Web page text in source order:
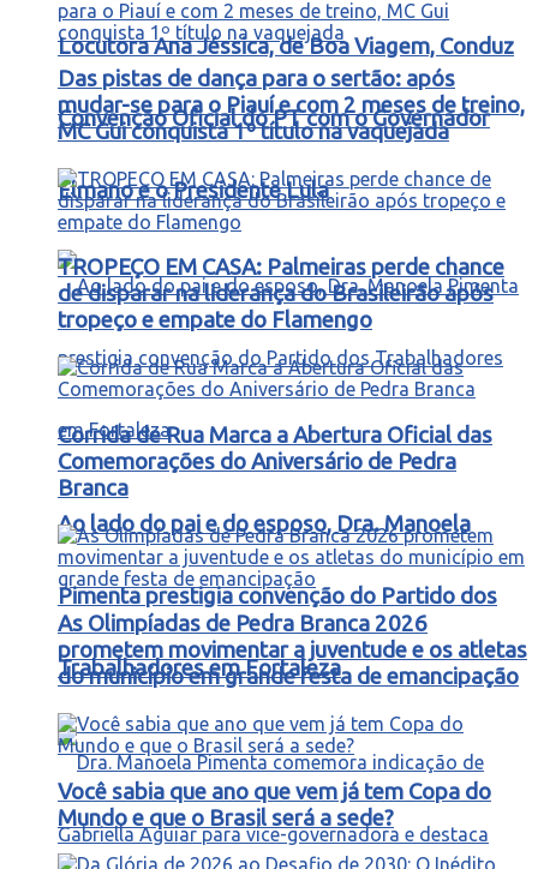
Locutora Ana Jéssica, de Boa Viagem, Conduz
Convenção Oficial do PT com o Governador
Elmano e o Presidente Lula
Ao lado do pai e do esposo, Dra. Manoela
Pimenta prestigia convenção do Partido dos
Trabalhadores em Fortaleza
Das pistas de dança para o sertão: após
mudar-se para o Piauí e com 2 meses de treino,
MC Gui conquista 1º título na vaquejada
TROPEÇO EM CASA: Palmeiras perde chance
de disparar na liderança do Brasileirão após
tropeço e empate do Flamengo
Corrida de Rua Marca a Abertura Oficial das
Comemorações do Aniversário de Pedra
Branca
As Olimpíadas de Pedra Branca 2026
prometem movimentar a juventude e os atletas
do município em grande festa de emancipação
Você sabia que ano que vem já tem Copa do
Mundo e que o Brasil será a sede?